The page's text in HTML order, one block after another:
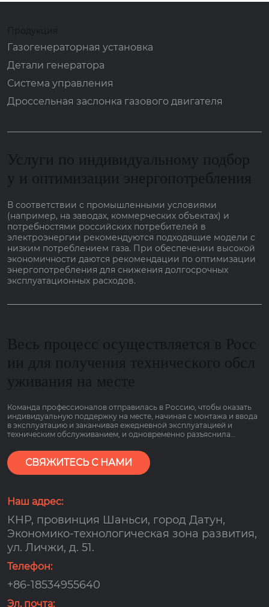
Продукция
Газогенераторная установка
Детали генератора
Система управления
Дроссельная заслонка газового двигателя
Услуги по индивидуальному подбор
у и оптимизации энергопотребления
В соответствии с промышленными условиями
(например, на заводах, коммерческих объектах) и
потребностями российских потребителей в
электроэнергии рекомендуются подходящие модели с
низким потреблением газа. При обеспечении высокой
экономичности даются рекомендации по оптимизации
энергопотребления для снижения долгосрочных
эксплуатационных расходов.
Весь процесс осуществляется в Росс
ии для получения технического обсл
уживания на месте
Команда профессионалов отправилась в Россию, чтобы оказать
индивидуальную поддержку на месте, начиная с монтажа и ввода
в эксплуатацию и заканчивая ежедневной эксплуатацией и
техническим обслуживанием, и одновременно разъяснила
потреблением газа и гарантией сроком на 2 года, чтобы клиенты
могли пользоваться им болеею спокойно.
СВЯЖИТЕСЬ С НАМИ
Наш адрес:
КНР, провинция Шаньси, город Датун,
Экономико-технологическая зона развития,
ул. Личжи, д. 51.
Телефон:
+86-18534955640
Эл. почта: